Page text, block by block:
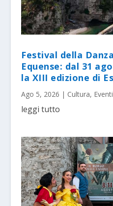
Festival della
Equense: dal 31
la XIII edizione di
Ago 5, 2026 | Cultura, Eventi
leggi tutto